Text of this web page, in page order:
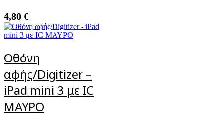
4,80 €
Οθόνη
αφής/Digitizer –
iPad mini 3 με IC
ΜΑΥΡΟ